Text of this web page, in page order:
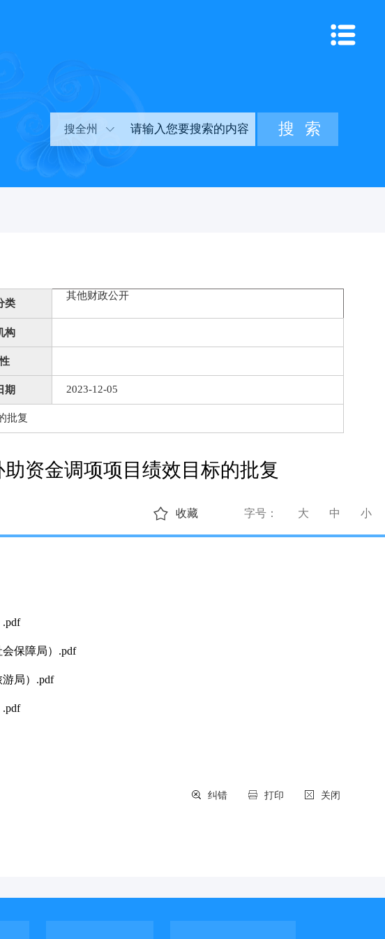
搜全州
类
其他财政公开
构
期 2023-12-05
批复
资金调项项目绩效目标的批复
字号： 大 中 小
收藏
保障局）.pdf
局）.pdf
关闭
打印
纠错